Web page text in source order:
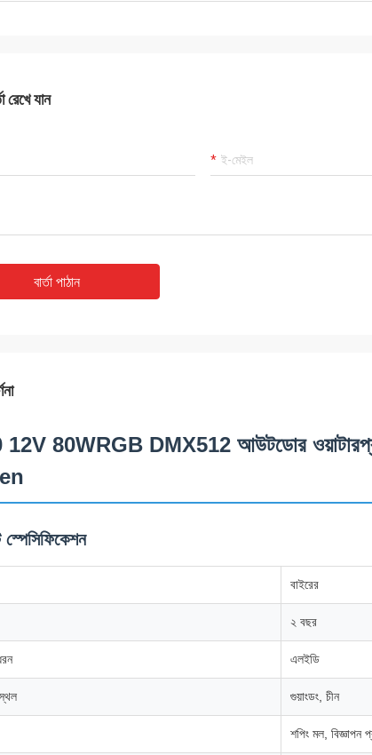
রেখে যান
বার্তা পাঠান
80WRGB DMX512 আউটডোর ওয়াটারপ্রুফ
স্পেসিফিকেশন
বাইরের
২ বছর
এলইডি
গুয়াংডং, চীন
শপিং মল, বিজ্ঞাপন